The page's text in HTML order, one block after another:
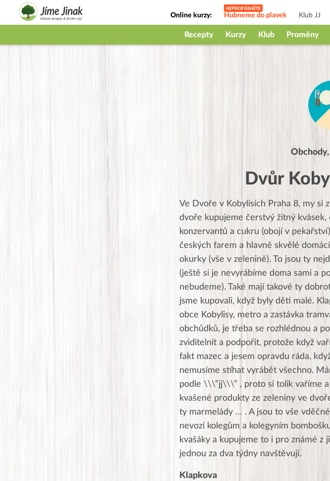
Online kurzy: Hubneme do plavek Klub JJ
Jak na babičky
Recepty Kurzy Klub Proměny
Dvůr
Ve Dvoře v Kobylisích Praha 8, my si
dvoře kupujeme čerstvý žitný
konzervantů a cukru (obojí v
českých farem a hlavně skvělé
okurky (vše v zelenině). To jsou ty
(ještě si je nevyrábíme doma sami a
nebudeme). Také mají takové ty
jsme kupovali, když byly děti malé.
obce Kobylisy, metro a zastávka
obchůdků, je třeba se rozhlédnou a
zviditelnit a podpořit, protože když
fakt mazec a jesem opravdu ráda,
nemusíme stíhat vyrábět všechno.
podle \\\”jj\\\” , proto si tolik vaříme a
kvašené produkty ze zeleniny ve
ty marmelády … . A jsou to vše
nevozí kolegům a kolegyním
kvašáky a kupujeme to i pro známé z
jednou za dva týdny navštěvují.
Klapkova